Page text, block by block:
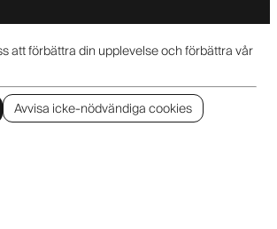
att förbättra din upplevelse och förbättra vår
Avvisa icke-nödvändiga cookies